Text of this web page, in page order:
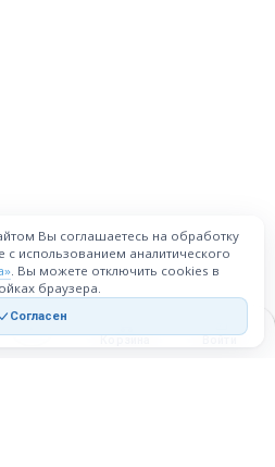
Корзина Войти
Вы соглашаетесь на обработку
с использованием аналитического
. Вы можете отключить cookies в
браузера.
Согласен